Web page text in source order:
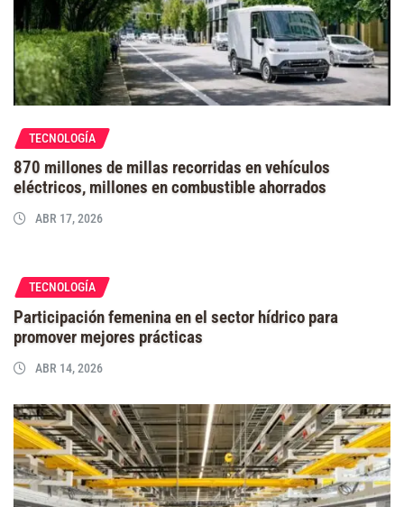
TECNOLOGÍA
870 millones de millas recorridas en vehículos
eléctricos, millones en combustible ahorrados
ABR 17, 2026
TECNOLOGÍA
Participación femenina en el sector hídrico para
promover mejores prácticas
ABR 14, 2026